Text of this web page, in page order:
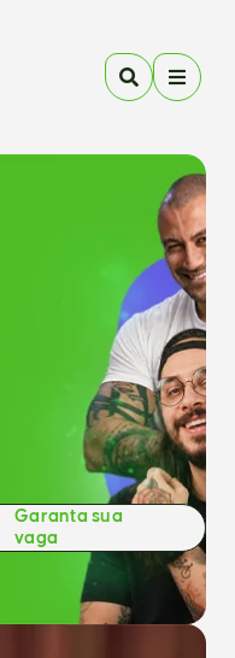
Garanta sua
vaga